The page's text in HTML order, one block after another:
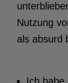
Nutzung
als absurd